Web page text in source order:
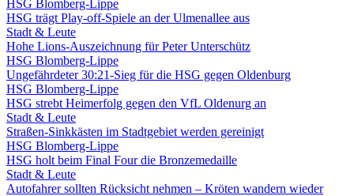
HSG Blomberg-Lippe
HSG trägt Play-off-Spiele an der Ulmenallee aus
Stadt & Leute
Hohe Lions-Auszeichnung für Peter Unterschütz
HSG Blomberg-Lippe
Ungefährdeter 30:21-Sieg für die HSG gegen Oldenburg
HSG Blomberg-Lippe
HSG strebt Heimerfolg gegen den VfL Oldenurg an
Stadt & Leute
Straßen-Sinkkästen im Stadtgebiet werden gereinigt
HSG Blomberg-Lippe
HSG holt beim Final Four die Bronzemedaille
Stadt & Leute
Autofahrer sollten Rücksicht nehmen – Kröten wandern wieder